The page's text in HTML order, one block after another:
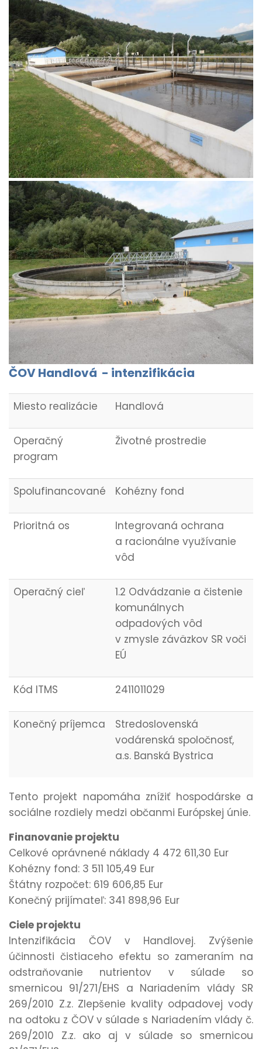
ČOV Handlová - intenzifikácia
Miesto realizácie Handlová
Operačný
program
Životné prostredie
Spolufinancované Kohézny fond
Prioritná os
Integrovaná ochrana
a racionálne využívanie
vôd
Operačný cieľ
1.2 Odvádzanie a čistenie
komunálnych
odpadových vôd
v zmysle záväzkov SR voči
EÚ
Kód ITMS 2411011029
Konečný príjemca
Stredoslovenská
vodárenská spoločnosť,
a.s. Banská Bystrica
Tento projekt napomáha znížiť hospodárske a
sociálne rozdiely medzi občanmi Európskej únie.
Finanovanie projektu
Celkové oprávnené náklady 4 472 611,30 Eur
Kohézny fond: 3 511 105,49 Eur
Štátny rozpočet: 619 606,85 Eur
Konečný prijímateľ: 341 898,96 Eur
Ciele projektu
Intenzifikácia ČOV v Handlovej. Zvýšenie
účinnosti čistiaceho efektu so zameraním na
odstraňovanie nutrientov v súlade so
smernicou 91/271/EHS a Nariadením vlády SR
269/2010 Z.z. Zlepšenie kvality odpadovej vody
na odtoku z ČOV v súlade s Nariadením vlády č.
269/2010 Z.z. ako aj v súlade so smernicou